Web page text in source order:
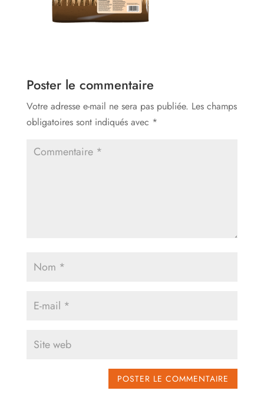
Poster le commentaire
Votre adresse e-mail ne sera pas publiée. Les champs
obligatoires sont indiqués avec *